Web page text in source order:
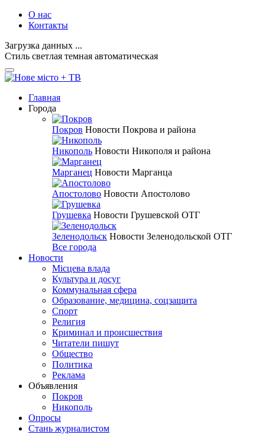
О нас
Контакты
Загрузка данных ...
Стиль светлая темная автоматическая
Главная
Города
Покров Новости Покрова и района
Никополь Новости Никополя и района
Марганец Новости Марганца
Апостолово Новости Апостолово
Грушевка Новости Грушевской ОТГ
Зеленодольск Новости Зеленодольской ОТГ
Все города
Новости
Місцева влада
Культура и досуг
Коммунальная сфера
Образование, медицина, соцзащита
Спорт
Религия
Криминал и происшествия
Читатели пишут
Общество
Политика
Реклама
Объявления
Покров
Никополь
Опросы
Стань журналистом